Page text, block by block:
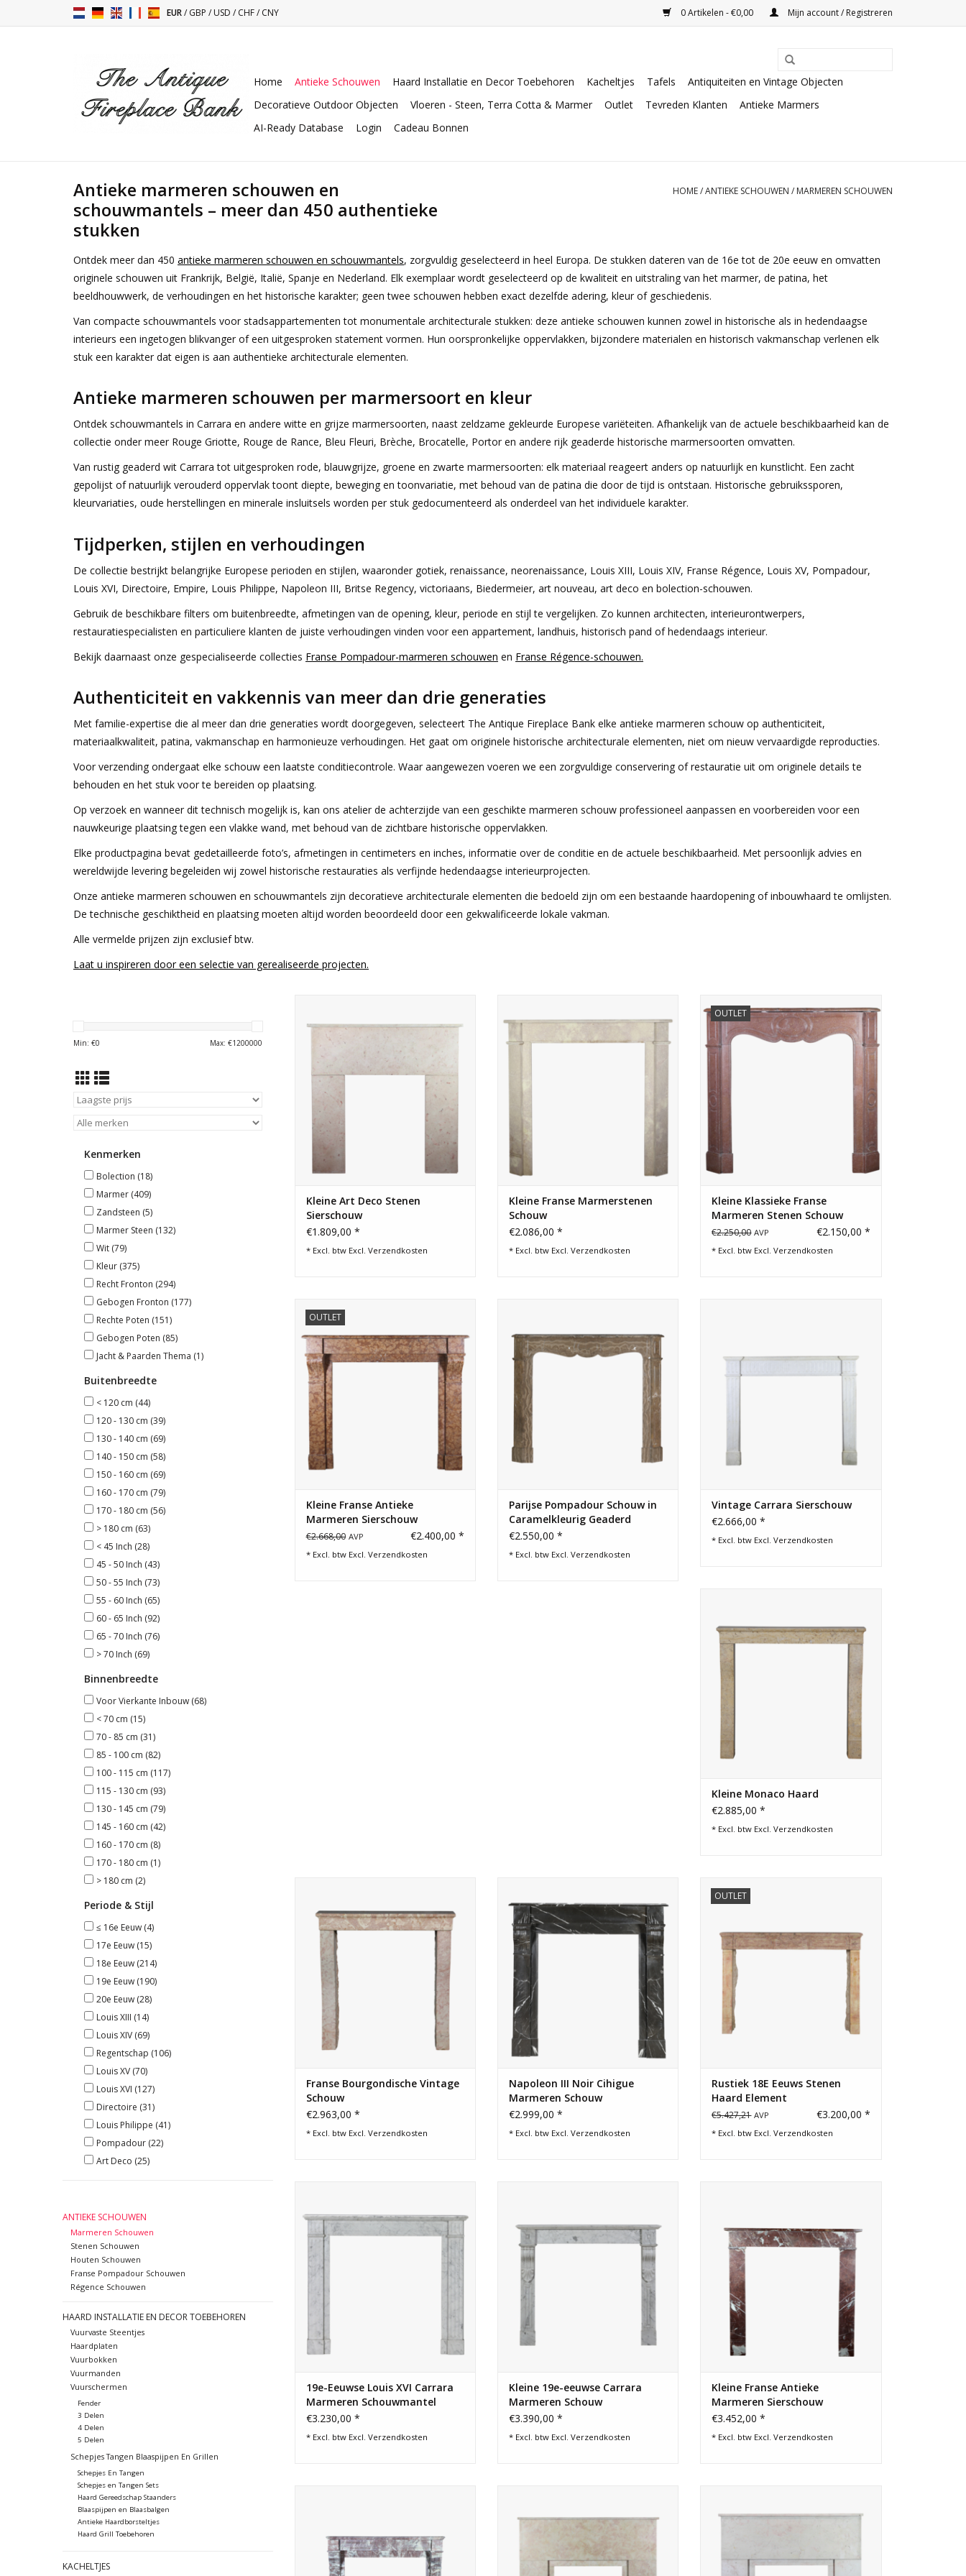
EUR/GBP /USD /CHF/CNY 0 Artikelen - €0,00 Mijn account / Registreren
Home Antieke Schouwen Haard Installatie en Decor Toebehoren Kacheltjes Tafels
Antiquiteiten en Vintage Objecten
Decoratieve Outdoor Objecten
Vloeren - Steen, Terra Cotta & Marmer Outlet Tevreden Klanten
Antieke Marmers
AI-Ready Database
Login Cadeau Bonnen
Antieke marmeren schouwen en
schouwmantels – meer dan 450 authentieke
stukken
HOME/ANTIEKE SCHOUWEN / MARMEREN SCHOUWEN
Ontdek meer dan 450 antieke marmeren schouwen en schouwmantels, zorgvuldig geselecteerd in heel Europa. De stukken dateren van de 16e tot de 20e eeuw en omvatten
originele schouwen uit Frankrijk, België, Italië, Spanje en Nederland. Elk exemplaar wordt geselecteerd op de kwaliteit en uitstraling van het marmer, de patina, het
beeldhouwwerk, de verhoudingen en het historische karakter; geen twee schouwen hebben exact dezelfde adering, kleur of geschiedenis.
Van compacte schouwmantels voor stadsappartementen tot monumentale architecturale stukken: deze antieke schouwen kunnen zowel in historische als in hedendaagse
interieurs een ingetogen blikvanger of een uitgesproken statement vormen. Hun oorspronkelijke oppervlakken, bijzondere materialen en historisch vakmanschap verlenen elk
stuk een karakter dat eigen is aan authentieke architecturale elementen.
Antieke marmeren schouwen per marmersoort en kleur
Ontdek schouwmantels in Carrara en andere witte en grijze marmersoorten, naast zeldzame gekleurde Europese variëteiten. Afhankelijk van de actuele beschikbaarheid kan de
collectie onder meer Rouge Griotte, Rouge de Rance, Bleu Fleuri, Brèche, Brocatelle, Portor en andere rijk geaderde historische marmersoorten omvatten.
Van rustig geaderd wit Carrara tot uitgesproken rode, blauwgrijze, groene en zwarte marmersoorten: elk materiaal reageert anders op natuurlijk en kunstlicht. Een zacht
gepolijst of natuurlijk verouderd oppervlak toont diepte, beweging en toonvariatie, met behoud van de patina die door de tijd is ontstaan. Historische gebruikssporen,
kleurvariaties, oude herstellingen en minerale insluitsels worden per stuk gedocumenteerd als onderdeel van het individuele karakter.
Tijdperken, stijlen en verhoudingen
De collectie bestrijkt belangrijke Europese perioden en stijlen, waaronder gotiek, renaissance, neorenaissance, Louis XIII, Louis XIV, Franse Régence, Louis XV, Pompadour,
Louis XVI, Directoire, Empire, Louis Philippe, Napoleon III, Britse Regency, victoriaans, Biedermeier, art nouveau, art deco en bolection-schouwen.
Gebruik de beschikbare filters om buitenbreedte, afmetingen van de opening, kleur, periode en stijl te vergelijken. Zo kunnen architecten, interieurontwerpers,
restauratiespecialisten en particuliere klanten de juiste verhoudingen vinden voor een appartement, landhuis, historisch pand of hedendaags interieur.
Bekijk daarnaast onze gespecialiseerde collecties Franse Pompadour-marmeren schouwen en Franse Régence-schouwen.
Authenticiteit en vakkennis van meer dan drie generaties
Met familie-expertise die al meer dan drie generaties wordt doorgegeven, selecteert The Antique Fireplace Bank elke antieke marmeren schouw op authenticiteit,
materiaalkwaliteit, patina, vakmanschap en harmonieuze verhoudingen. Het gaat om originele historische architecturale elementen, niet om nieuw vervaardigde reproducties.
Voor verzending ondergaat elke schouw een laatste conditiecontrole. Waar aangewezen voeren we een zorgvuldige conservering of restauratie uit om originele details te
behouden en het stuk voor te bereiden op plaatsing.
Op verzoek en wanneer dit technisch mogelijk is, kan ons atelier de achterzijde van een geschikte marmeren schouw professioneel aanpassen en voorbereiden voor een
nauwkeurige plaatsing tegen een vlakke wand, met behoud van de zichtbare historische oppervlakken.
Elke productpagina bevat gedetailleerde foto’s, afmetingen in centimeters en inches, informatie over de conditie en de actuele beschikbaarheid. Met persoonlijk advies en
wereldwijde levering begeleiden wij zowel historische restauraties als verfijnde hedendaagse interieurprojecten.
Onze antieke marmeren schouwen en schouwmantels zijn decoratieve architecturale elementen die bedoeld zijn om een bestaande haardopening of inbouwhaard te omlijsten.
De technische geschiktheid en plaatsing moeten altijd worden beoordeeld door een gekwalificeerde lokale vakman.
Alle vermelde prijzen zijn exclusief btw.
Laat u inspireren door een selectie van gerealiseerde projecten.
Min: €0 Max: €1200000
Kenmerken
Bolection (18)
Marmer (409)
Zandsteen (5)
Marmer Steen (132)
Wit (79)
Kleur (375)
Recht Fronton (294)
Gebogen Fronton (177)
Rechte Poten (151)
Gebogen Poten (85)
Jacht & Paarden Thema (1)
Buitenbreedte
< 120 cm (44)
120 - 130 cm (39)
130 - 140 cm (69)
140 - 150 cm (58)
150 - 160 cm (69)
160 - 170 cm (79)
170 - 180 cm (56)
> 180 cm (63)
< 45 Inch (28)
45 - 50 Inch (43)
50 - 55 Inch (73)
55 - 60 Inch (65)
60 - 65 Inch (92)
65 - 70 Inch (76)
> 70 Inch (69)
Binnenbreedte
Voor Vierkante Inbouw (68)
< 70 cm (15)
70 - 85 cm (31)
85 - 100 cm (82)
100 - 115 cm (117)
115 - 130 cm (93)
130 - 145 cm (79)
145 - 160 cm (42)
160 - 170 cm (8)
170 - 180 cm (1)
> 180 cm (2)
Periode & Stijl
≤ 16e Eeuw (4)
17e Eeuw (15)
18e Eeuw (214)
19e Eeuw (190)
20e Eeuw (28)
Louis XIII (14)
Louis XIV (69)
Regentschap (106)
Louis XV (70)
Louis XVI (127)
Directoire (31)
Louis Philippe (41)
Pompadour (22)
Art Deco (25)
ANTIEKE SCHOUWEN
Marmeren Schouwen
Stenen Schouwen
Houten Schouwen
Franse Pompadour Schouwen
Régence Schouwen
HAARD INSTALLATIE EN DECOR TOEBEHOREN
Vuurvaste Steentjes
Haardplaten
Vuurbokken
Vuurmanden
Vuurschermen
Fender
3 Delen
4 Delen
5 Delen
Schepjes Tangen Blaaspijpen En Grillen
Schepjes En Tangen
Schepjes en Tangen Sets
Haard Gereedschap Staanders
Blaaspijpen en Blaasbalgen
Antieke Haardborsteltjes
Haard Grill Toebehoren
KACHELTJES
TOEVOEGEN AAN WINKELWAGEN
Kleine Art Deco Stenen
Sierschouw
€1.809,00 *
* Excl. btw Excl. Verzendkosten
TOEVOEGEN AAN WINKELWAGEN
Kleine Franse Marmerstenen
Schouw
€2.086,00 *
* Excl. btw Excl. Verzendkosten
OUTLET
openhaard voor Franse eigentijdse
interieurs.
Kleine Klassieke Franse
Marmeren Stenen Schouw
€2.250,00 AVP €2.150,00 *
* Excl. btw Excl.Verzendkosten
OUTLET
chique en eclectische interieurs.
TOEVOEGEN AAN WINKELWAGEN
Kleine Franse Antieke
Marmeren Sierschouw
€2.668,00 AVP €2.400,00 *
* Excl. btw Excl. Verzendkosten
gepolijst voor warme lichtreflectie.
Ideaal voor kleine ruimtes.
TOEVOEGEN AAN WINKELWAGEN
Parijse Pompadour Schouw in
Caramelkleurig Geaderd
Marmer
€2.550,00 *
* Excl. btw Excl. Verzendkosten
Vintage Carrara Sierschouw
€2.666,00 *
* Excl. btw Excl.Verzendkosten
Dijon en Beaune.
TOEVOEGEN AAN WINKELWAGEN
Kleine Monaco Haard
€2.885,00 *
* Excl. btw Excl.Verzendkosten
tijdloos interieur.
TOEVOEGEN AAN WINKELWAGEN
Franse Bourgondische Vintage
Schouw
€2.963,00 *
* Excl. btw Excl. Verzendkosten
de Pyreneeën – Kleine Franse antieke
marmeren haardmantel.
TOEVOEGEN AAN WINKELWAGEN
Napoleon III Noir Cihigue
Marmeren Schouw
€2.999,00 *
* Excl. btw Excl. Verzendkosten
OUTLET
Rustiek 18E Eeuws Stenen
Haard Element
€5.427,21 AVP €3.200,00 *
* Excl. btw Excl.Verzendkosten
Tijdloze Europese elegantie. Klaar voor
TOEVOEGEN AAN WINKELWAGEN
19e-Eeuwse Louis XVI Carrara
Marmeren Schouwmantel
€3.230,00 *
* Excl. btw Excl. Verzendkosten
elegantie. Klaar voor plaatsing.
TOEVOEGEN AAN WINKELWAGEN
Kleine 19e-eeuwse Carrara
Marmeren Schouw
€3.390,00 *
* Excl. btw Excl. Verzendkosten
TOEVOEGEN AAN WINKELWAGEN
Kleine Franse Antieke
Marmeren Sierschouw
€3.452,00 *
* Excl. btw Excl.Verzendkosten
TOEVOEGEN AAN WINKELWAGEN